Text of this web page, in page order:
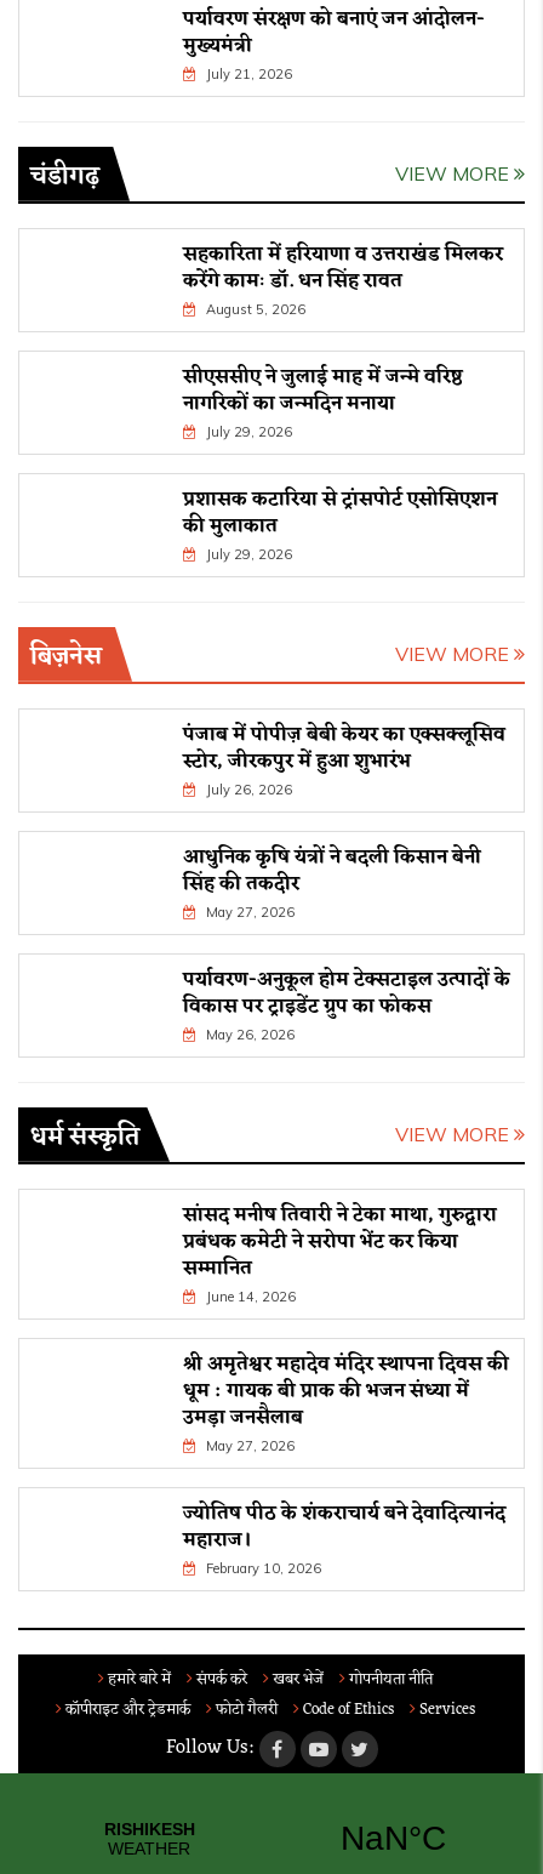
पर्यावरण संरक्षण को बनाएं जन आंदोलन-
मुख्यमंत्री
July 21, 2026
चंडीगढ़ VIEW MORE
सहकारिता में हरियाणा व उत्तराखंड मिलकर
करेंगे कामः डाॅ. धन सिंह रावत
August 5, 2026
सीएससीए ने जुलाई माह में जन्मे वरिष्ठ
नागरिकों का जन्मदिन मनाया
July 29, 2026
प्रशासक कटारिया से ट्रांसपोर्ट एसोसिएशन
की मुलाकात
July 29, 2026
बिज़नेस VIEW MORE
पंजाब में पोपीज़ बेबी केयर का एक्सक्लूसिव
स्टोर, जीरकपुर में हुआ शुभारंभ
July 26, 2026
आधुनिक कृषि यंत्रों ने बदली किसान बेनी
सिंह की तकदीर
May 27, 2026
पर्यावरण-अनुकूल होम टेक्सटाइल उत्पादों के
विकास पर ट्राइडेंट ग्रुप का फोकस
May 26, 2026
धर्म संस्कृति VIEW MORE
सांसद मनीष तिवारी ने टेका माथा, गुरुद्वारा
प्रबंधक कमेटी ने सरोपा भेंट कर किया
सम्मानित
June 14, 2026
श्री अमृतेश्वर महादेव मंदिर स्थापना दिवस की
धूम : गायक बी प्राक की भजन संध्या में
उमड़ा जनसैलाब
May 27, 2026
ज्योतिष पीठ के शंकराचार्य बने देवादित्यानंद
महाराज।
February 10, 2026
हमारे बारे में संपर्क करे खबर भेजें
गोपनीयता नीति
कॉपीराइट और ट्रेडमार्क
फोटो गैलरी Code of Ethics Services
Follow Us: